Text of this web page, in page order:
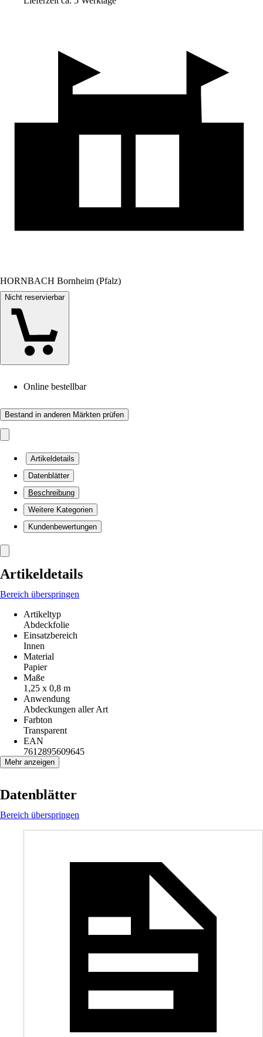
HORNBACH Bornheim (Pfalz)
Nicht reservierbar
Online bestellbar
Bestand in anderen Märkten prüfen
Artikeldetails
Datenblätter
Beschreibung
Weitere Kategorien
Kundenbewertungen
Artikeldetails
Bereich überspringen
Artikeltyp
Abdeckfolie
Einsatzbereich
Innen
Material
Papier
Maße
1,25 x 0,8 m
Anwendung
Abdeckungen aller Art
Farbton
Transparent
EAN
7612895609645
Mehr anzeigen
Datenblätter
Bereich überspringen